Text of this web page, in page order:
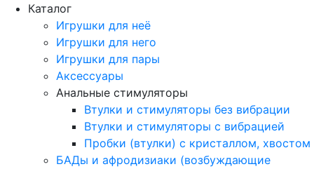
Каталог
Игрушки для неё
Игрушки для него
Игрушки для пары
Аксессуары
Анальные стимуляторы
Втулки и стимуляторы без вибрации
Втулки и стимуляторы с вибрацией
Пробки (втулки) с кристаллом, хвостом
БАДы и афродизиаки (возбуждающие